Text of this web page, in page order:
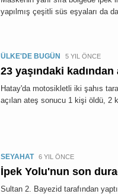
yapılmış çeşitli süs eşyaları da
ÜLKE'DE BUGÜN 5 YIL ÖNCE
23 yaşındaki kadından
Hatay'da motosikletli iki şahıs
açılan ateş sonucu 1 kişi öldü, 2
SEYAHAT 6 YIL ÖNCE
İpek Yolu'nun son
Sultan 2. Bayezid tarafından